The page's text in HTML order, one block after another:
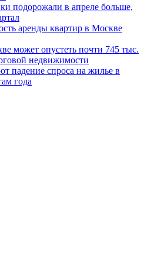
подорожали в апреле больше,
аренды квартир в Москве
может опустеть почти 745 тыс.
недвижимости
падение спроса на жилье в
года